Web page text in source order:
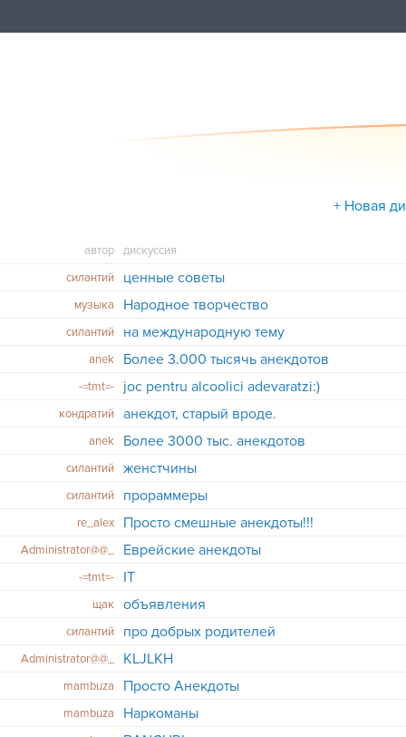
+ Новая
автор
дискуссия
силантий
ценные советы
музыка Народное творчество
силантий на международную тему
anek Более 3.000 тысячь анекдотов
-=tmt=- joc pentru alcoolici adevaratzi:)
кондратий анекдот, старый вроде.
anek Более 3000 тыс. анекдотов
силантий женстчины
силантий прораммеры
re_alex Просто смешные анекдоты!!!
Administrator@@_ Еврейские анекдоты
-=tmt=- IT
щак объявления
силантий про добрых родителей
Administrator@@_ KLJLKH
mambuza Просто Анекдоты
mambuza Наркоманы